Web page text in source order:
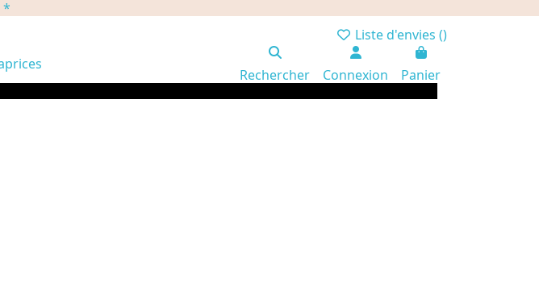
*
Liste d'envies ()
Rechercher Connexion
Panier